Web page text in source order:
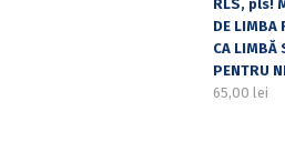
RLS, pls!
DE LIMBA
CA LIMBĂ
PENTRU
65,00 lei